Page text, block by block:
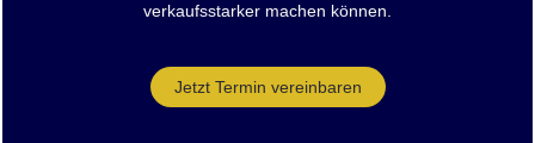
verkaufsstarker machen können.
Jetzt Termin vereinbaren